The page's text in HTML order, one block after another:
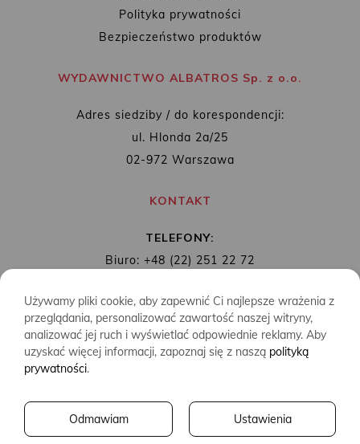
Polityka prywatności
Bezpieczeństwo produktów
WYDAWNICTWO ALBATROS Sp. z o.o.
Adres siedziby / do korespondencji:
ul. Hlonda 2a/25
02-972 Warszawa
KONTAKT
TELEFONY:
Biuro: +48 (22) 251 22 72
MAIL: biuro@wydawnictwoalbatros.com
COPYRIGHTS
WYDAWNICTWO ALBATROS
CREATED BY2SIDES.PL
Używamy pliki cookie, aby zapewnić Ci najlepsze wrażenia z
przeglądania, personalizować zawartość naszej witryny,
analizować jej ruch i wyświetlać odpowiednie reklamy. Aby
uzyskać więcej informacji, zapoznaj się z naszą polityką
prywatności.
Ustawienia
Odmawiam